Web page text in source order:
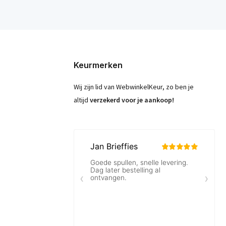
Keurmerken
Wij zijn lid van WebwinkelKeur, zo ben je
altijd verzekerd voor je aankoop!